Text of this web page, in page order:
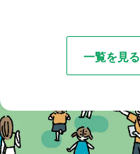
一覧を見る